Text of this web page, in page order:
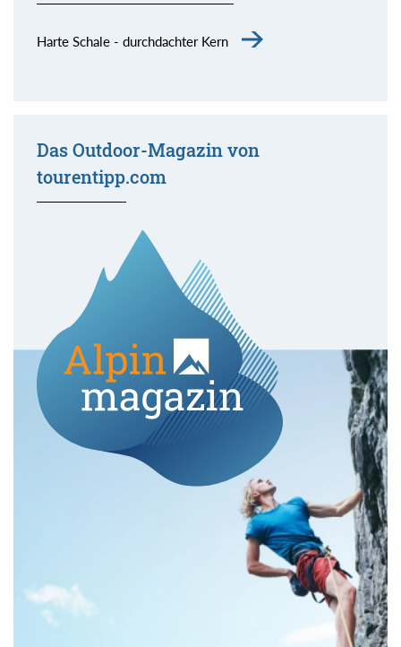
Harte Schale - durchdachter Kern
Das Outdoor-Magazin von
tourentipp.com